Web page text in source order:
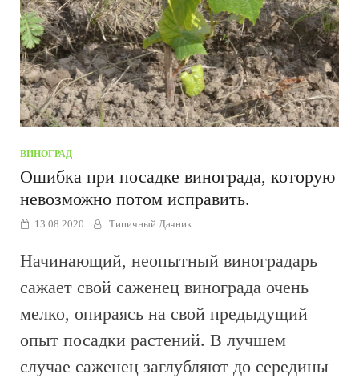
ВИНОГРАД
Ошибка при посадке винограда, которую
невозможно потом исправить.
13.08.2020 Типичный Дачник
Начинающий, неопытный виноградарь
сажает свой саженец винограда очень
мелко, опираясь на свой предыдущий
опыт посадки растений. В лучшем
случае саженец заглубляют до середины